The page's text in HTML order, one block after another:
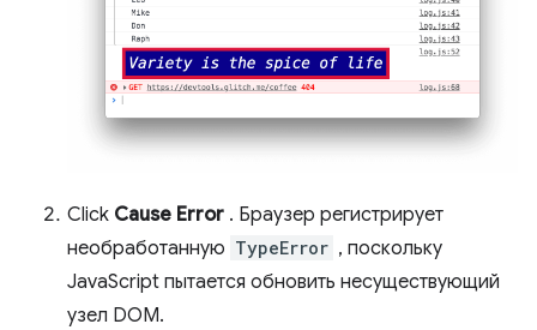
Click Cause Error . Браузер регистрирует
необработанную TypeError , поскольку
JavaScript пытается обновить несуществующий
узел DOM.